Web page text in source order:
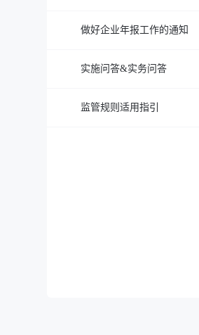
做好企业年报工作的通知
实施问答&实务问答
监管规则适用指引